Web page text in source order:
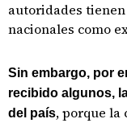
autoridades
nacionales como
Sin embargo, por
recibido algunos,
del país, porque la